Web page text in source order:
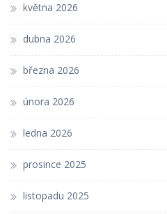
května 2026
dubna 2026
března 2026
února 2026
ledna 2026
prosince 2025
listopadu 2025